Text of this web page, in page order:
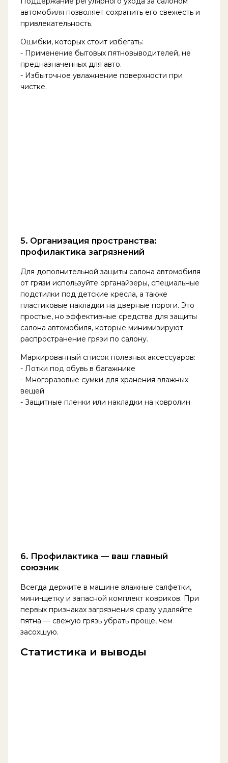
автомобиля позволяет сохранить его свежесть и
привлекательность.
Ошибки, которых стоит избегать:
- Применение бытовых пятновыводителей, не
предназначенных для авто.
- Избыточное увлажнение поверхности при
чистке.
5. Организация пространства:
профилактика загрязнений
Для дополнительной защиты салона автомобиля
от грязи используйте органайзеры, специальные
подстилки под детские кресла, а также
пластиковые накладки на дверные пороги. Это
простые, но эффективные средства для защиты
салона автомобиля, которые минимизируют
распространение грязи по салону.
Маркированный список полезных аксессуаров:
- Лотки под обувь в багажнике
- Многоразовые сумки для хранения влажных
вещей
- Защитные пленки или накладки на ковролин
6. Профилактика — ваш главный
союзник
Всегда держите в машине влажные салфетки,
мини-щетку и запасной комплект ковриков. При
первых признаках загрязнения сразу удаляйте
пятна — свежую грязь убрать проще, чем
засохшую.
Статистика и выводы